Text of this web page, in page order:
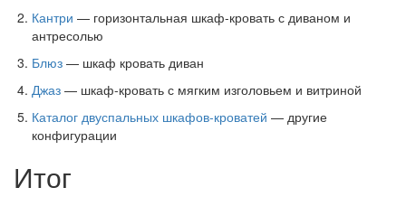
Кантри — горизонтальная шкаф-кровать с диваном и
антресолью
Блюз — шкаф кровать диван
Джаз — шкаф-кровать с мягким изголовьем и витриной
Каталог двуспальных шкафов-кроватей — другие
конфигурации
Итог